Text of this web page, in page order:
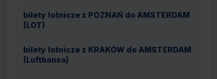
bilety lotnicze z POZNAŃ do AMSTERDAM
(LOT)
bilety lotnicze z KRAKÓW do AMSTERDAM
(Lufthansa)